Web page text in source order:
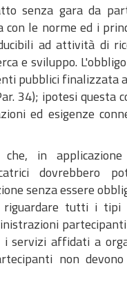
senza gara da
le norme ed i
ad attività di
e sviluppo.
pubblici finalizzata
34); ipotesi questa
ed esigenze
in
dovrebbero
senza essere
riguardare tutti i
affidati a
non devono